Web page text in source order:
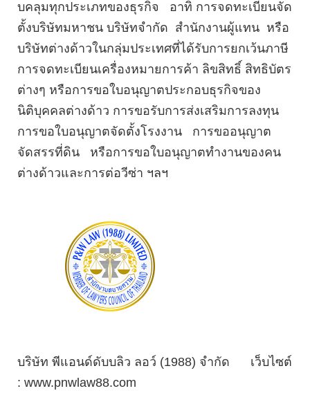
บคลุมทุกประเภทของธุรกิจ อาทิ การจดทะเบียนจัด
ตั้งบริษัทมหาชน บริษัทจำกัด สำนักงานผู้แทน หรือ
บริษัทต่างด้าวในกลุ่มประเทศที่ได้รับการยกเว้นภาษี
การจดทะเบียนเครื่องหมายการค้า ลิขสิทธิ์ สิทธิบัตร
ต่างๆ หรือการขอใบอนุญาตประกอบธุรกิจของ
นิติบุคคลต่างด้าว การขอรับการส่งเสริมการลงทุน
การขอใบอนุญาตจัดตั้งโรงงาน การขออนุญาต
จัดสรรที่ดิน หรือการขอใบอนุญาตทำงานของคน
ต่างด้าวและการต่อวีซ่า ฯลฯ
บริษัท พีแอนด์ดับบลิว ลอว์ (1988) จำกัด เว็บไซต์
: www.pnwlaw88.com